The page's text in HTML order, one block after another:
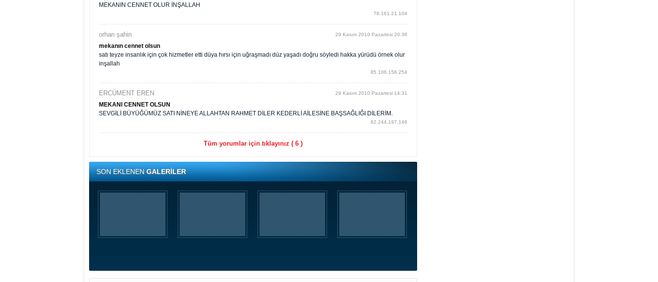
MEKANIN CENNET OLUR İNŞALLAH
78.161.21.104
orhan şahin 29 Kasım 2010 Pazartesi 20:36
mekanın cennet olsun
satı teyze insanlık için çok hizmetler etti düya hırsı için uğraşmadı düz yaşadı doğru söyledi hakka yürüdü örnek olur
inşallah
85.106.156.254
ERCÜMENT EREN 29 Kasım 2010 Pazartesi 14:31
MEKANI CENNET OLSUN
SEVGİLİ BÜYÜĞÜMÜZ SATI NİNEYE ALLAHTAN RAHMET DİLER KEDERLİ AİLESİNE BAŞSAĞLIĞI DİLERİM.
62.244.197.146
Tüm yorumlar için tıklayınız ( 6 )
SON EKLENENGALERİLER